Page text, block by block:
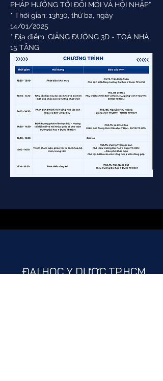
PHÁP HƯỚNG TỚI ĐỔI MỚI VÀ HỘI NHẬP”
* Thời gian: 13h30, thứ ba, ngày
14/01/2025
* Địa điểm: GIẢNG ĐƯỜNG 3D - TOÀ NHÀ
15 TẦNG
ĐẠI HỌC Y DƯỢC TP.HCM